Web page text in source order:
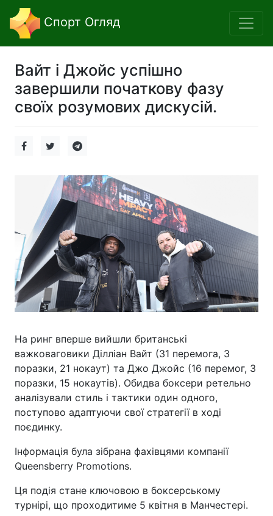
Спорт Огляд
Вайт і Джойс успішно
завершили початкову фазу
своїх розумових дискусій.
На ринг вперше вийшли британські
важковаговики Ділліан Вайт (31 перемога, 3
поразки, 21 нокаут) та Джо Джойс (16 перемог, 3
поразки, 15 нокаутів). Обидва боксери ретельно
аналізували стиль і тактики один одного,
поступово адаптуючи свої стратегії в ході
поєдинку.
Інформація була зібрана фахівцями компанії
Queensberry Promotions.
Ця подія стане ключовою в боксерському
турнірі, що проходитиме 5 квітня в Манчестері.